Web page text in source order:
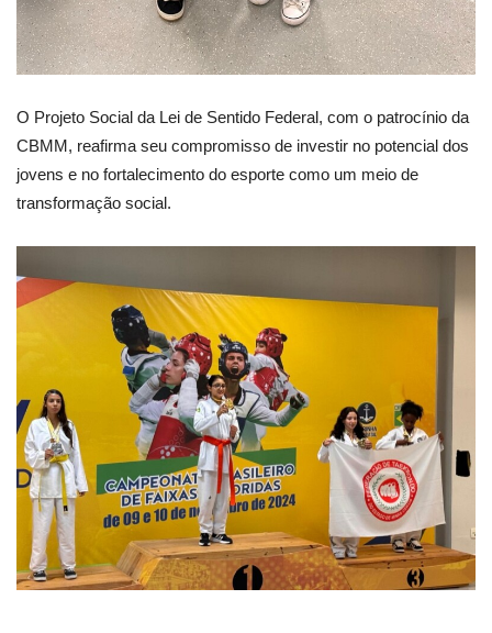
O Projeto Social da Lei de Sentido Federal, com o patrocínio da
CBMM, reafirma seu compromisso de investir no potencial dos
jovens e no fortalecimento do esporte como um meio de
transformação social.